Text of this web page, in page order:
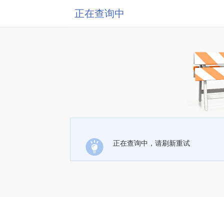
正在查询中
正在查询中，请刷新重试